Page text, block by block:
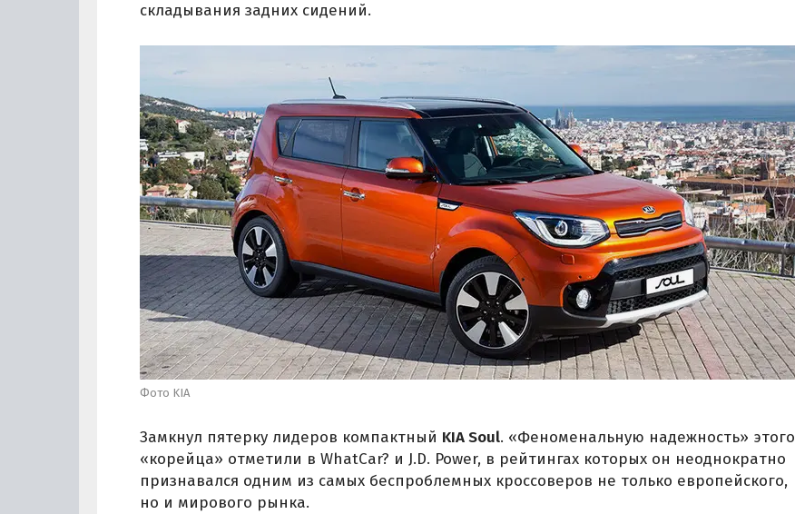
складывания задних сидений.
Фото KIA
Замкнул пятерку лидеров компактный KIA Soul. «Феноменальную надежность» этого
«корейца» отметили в WhatCar? и J.D. Power, в рейтингах которых он неоднократно
признавался одним из самых беспроблемных кроссоверов не только европейского,
но и мирового рынка.